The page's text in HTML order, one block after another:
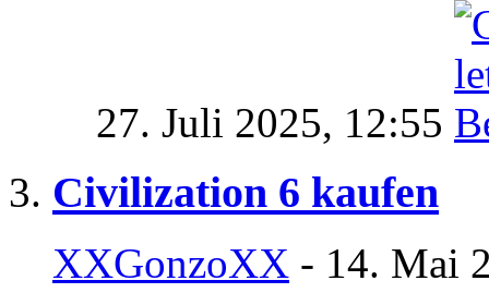
27. Juli 2025, 12:55
Civilization 6 kaufen
XXGonzoXX - 14. Mai